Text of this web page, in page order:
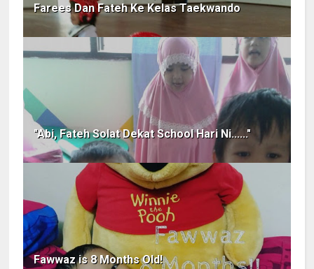
Farees Dan Fateh Ke Kelas Taekwando
"Abi, Fateh Solat Dekat School Hari Ni......"
Fawwaz is 8 Months Old!